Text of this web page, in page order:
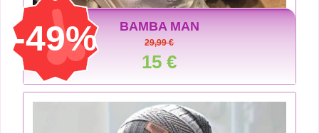
-49% BAMBA MAN
29,99 €
15 €